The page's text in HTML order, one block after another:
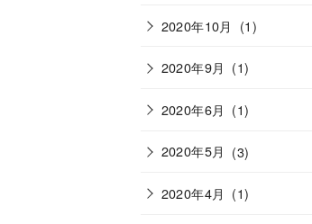
2020年10月 (1)
2020年9月 (1)
2020年6月 (1)
2020年5月 (3)
2020年4月 (1)